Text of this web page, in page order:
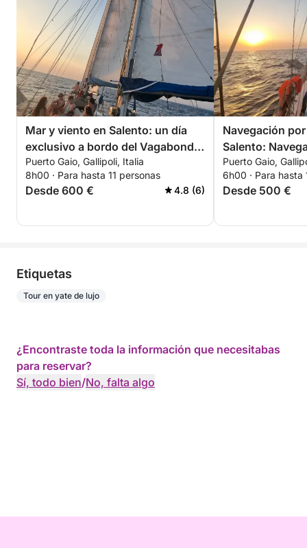
Mar y viento en Salento: un día
exclusivo a bordo del Vagabond
Ketch 47
Puerto Gaio, Gallipoli, Italia
8h00 · Para hasta 11 personas
Desde 600 € 4.8 (6)
Navegación
Salento:
bordo del
lunes a viernes
Puerto Gaio,
6h00 · Para hasta
Desde 500 €
Etiquetas
Tour en yate de lujo
¿Encontraste toda la información que necesitabas
para reservar?
Sí, todo bien/No, falta algo